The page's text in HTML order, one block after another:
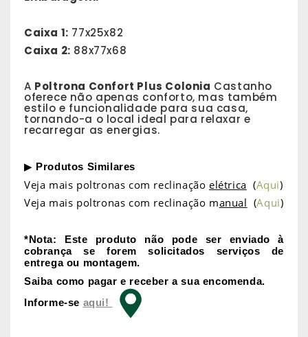
Caixa 1: 77x25x82
Caixa 2: 88x77x68
A Poltrona Confort Plus Colonia Castanho
oferece não apenas conforto, mas também
estilo e funcionalidade para sua casa,
tornando-a o local ideal para relaxar e
recarregar as energias.
▶ Produtos Similares
Veja mais poltronas com reclinaçãoelétrica (Aqui)
Veja mais poltronas com reclinação manual (Aqui)
*Nota: Este produto não pode ser enviado à
cobrança se forem solicitados serviços de
entrega ou montagem.
Saiba como pagar e receber a sua encomenda.
Informe-se aqui!